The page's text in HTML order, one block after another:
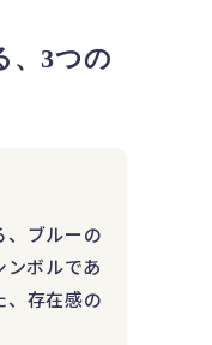
、3つの
、ブルーの
ンボルであ
、存在感の